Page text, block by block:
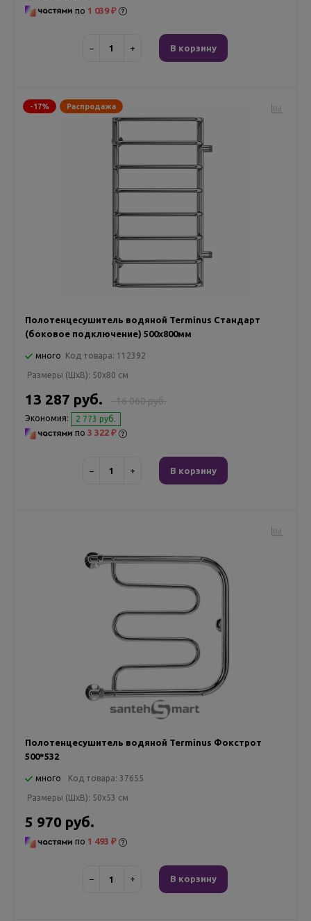
по 1 039 ₽
− + В корзину
-17% Распродажа
Полотенцесушитель водяной Terminus Стандарт
(боковое подключение) 500х800мм
много Код товара: 112392
Размеры (ШxВ): 50x80 см
16 060 руб.
13 287 руб.
Экономия: 2 773 руб.
по 3 322 ₽
− + В корзину
Полотенцесушитель водяной Terminus Фокстрот
500*532
много Код товара: 37655
Размеры (ШxВ): 50x53 см
5 970 руб.
по 1 493 ₽
− + В корзину